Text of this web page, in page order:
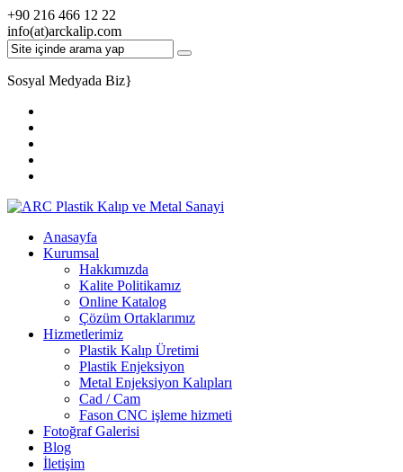
+90 216 466 12 22
info(at)arckalip.com
Sosyal Medyada Biz}
Anasayfa
Kurumsal
Hakkımızda
Kalite Politikamız
Online Katalog
Çözüm Ortaklarımız
Hizmetlerimiz
Plastik Kalıp Üretimi
Plastik Enjeksiyon
Metal Enjeksiyon Kalıpları
Cad / Cam
Fason CNC işleme hizmeti
Fotoğraf Galerisi
Blog
İletişim